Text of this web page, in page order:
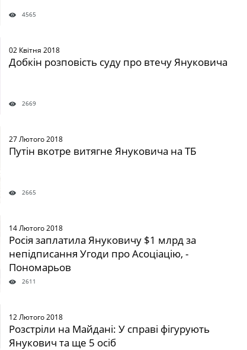
4565
02 Квітня 2018
Добкін розповість суду про втечу Януковича
2669
27 Лютого 2018
Путін вкотре витягне Януковича на ТБ
2665
14 Лютого 2018
Росія заплатила Януковичу $1 млрд за
непідписання Угоди про Асоціацію, -
Пономарьов
2611
12 Лютого 2018
Розстріли на Майдані: У справі фігурують
Янукович та ще 5 осіб